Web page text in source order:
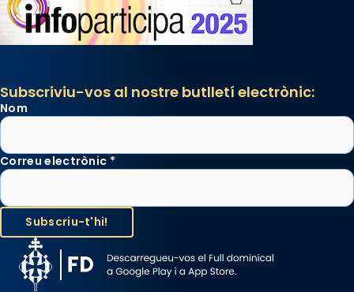
«Si vols saber què és calor, ves per les
Santes a Mataró»🥵.
Subscriviu-vos al nostre butlletí electrònic:
Nom
Correu electrònic *